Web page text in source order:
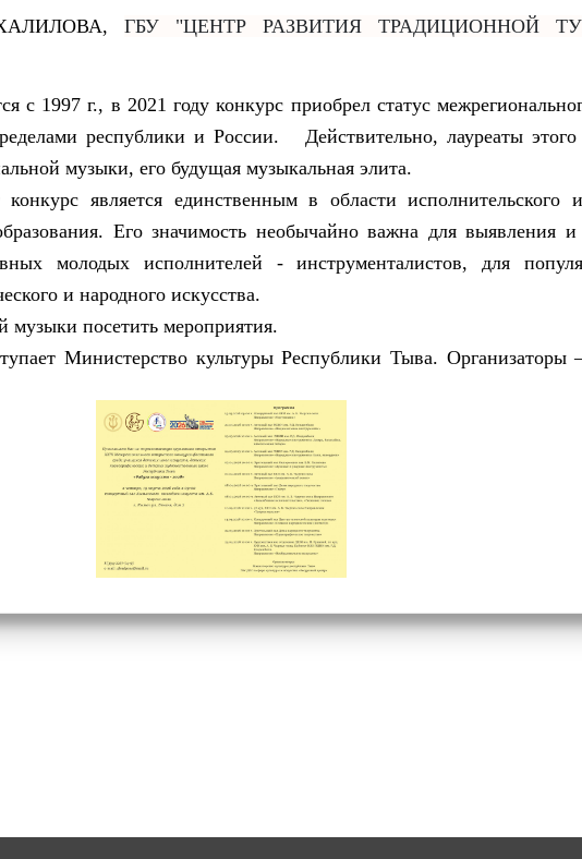
ГБУ "ЦЕНТР РАЗВИТИЯ ТРАДИЦИОННОЙ
с 1997 г., в 2021 году конкурс приобрел статус
республики и России. Действительно, лауреаты
музыки, его будущая музыкальная элита.
является единственным в области исполнительского
Его значимость необычайно важна для выявления
молодых исполнителей - инструменталистов, для
и народного искусства.
музыки посетить мероприятия.
Министерство культуры Республики Тыва.